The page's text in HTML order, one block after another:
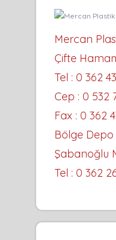
Mercan
Çifte
Tel : 0 362
Cep : 0 532
Fax : 0 362
Bölge Depo
Şabanoğlu
Tel : 0 362